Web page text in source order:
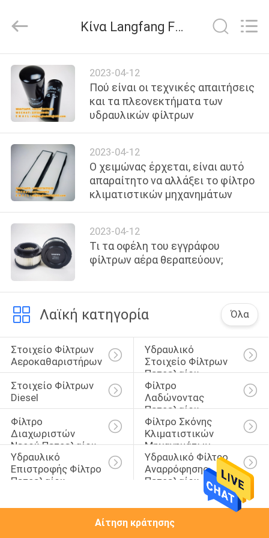
ΣΠΊΤΙ
ΠΡΟΪΌΝΤΑ
ΒΊΝΤΕΟ
ΠΕΡΊΠΟΥ
ΕΜΕΊΣ
ΓΎΡΟΣ
ΕΡΓΟΣΤΑΣΊΩΝ
ΠΟΙΟΤΙΚΌΣ
ΈΛΕΓΧΟΣ
ΜΑΣ
ΕΛΆΤΕ
ΣΕ
ΕΠΑΦΉ
ΜΕ
ΕΙΔΉΣΕΙΣ
ΠΕΡΙΠΤΏΣΕΙΣ
Rights
by
ECER
Κίνα Langfang Fulu filter Co., Ltd εταιρικά νέα
2023-04-12
Πού είναι οι τεχνικές απαιτήσεις
και τα πλεονεκτήματα των
υδραυλικών φίλτρων
2023-04-12
Ο χειμώνας έρχεται, είναι αυτό
απαραίτητο να αλλάξει το φίλτρο
κλιματιστικών μηχανημάτων
2023-04-12
Τι τα οφέλη του εγγράφου
φίλτρων αέρα θεραπεύουν;
Λαϊκή κατηγορία Όλα
Στοιχείο Φίλτρων
Αεροκαθαριστήρων
Υδραυλικό
Στοιχείο Φίλτρων
Πετρελαίου
Στοιχείο Φίλτρων
Diesel
Φίλτρο
Λαδώνοντας
Πετρελαίου
Φίλτρο
Διαχωριστών
Νερού Πετρελαίου
Φίλτρο Σκόνης
Κλιματιστικών
Μηχανημάτων
Υδραυλικό
Επιστροφής Φίλτρο
Πετρελαίου
Υδραυλικό Φίλτρο
Αναρρόφησης
Πετρελαίου
Αίτηση κράτησης